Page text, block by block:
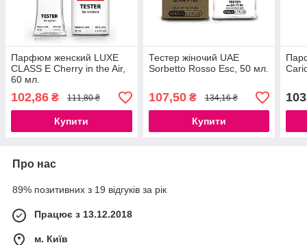
Парфюм женский LUXE
CLASS E Cherry in the Air,
60 мл.
102,86 ₴ 111,80 ₴
Купити
Тестер жіночий UAE
Sorbetto Rosso Esc, 50 мл.
107,50₴ 134,16 ₴
Купити
Про нас
89% позитивних з 19 відгуків за рік
Працює з 13.12.2018
м. Київ